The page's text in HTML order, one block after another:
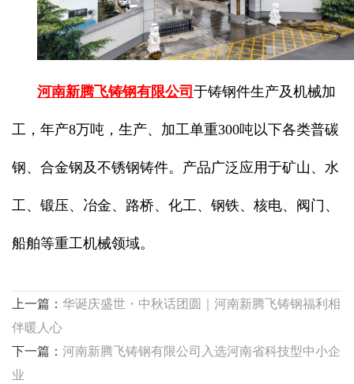
河南新腾飞铸钢有限公司 于铸钢件生产及机械加
工，年产8万吨，生产、加工单重300吨以下各类普碳
钢、合金钢及不锈钢铸件。产品广泛应用于矿山、水
工、锻压、冶金、路桥、化工、钢铁、核电、阀门、
船舶等重工机械领域。
上一篇： 华诞庆盛世・中秋话团圆｜河南新腾飞铸钢福利相
伴暖人心
下一篇： 河南新腾飞铸钢有限公司入选河南省科技型中小企
业